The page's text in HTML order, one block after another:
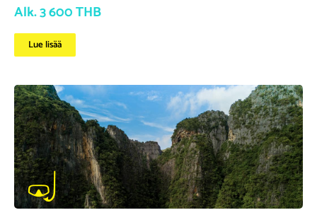
Alk. 3 600 THB
Lue lisää